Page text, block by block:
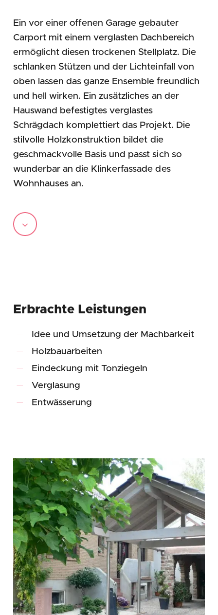
Ein vor einer offenen Garage gebauter
Carport mit einem verglasten Dachbereich
ermöglicht diesen trockenen Stellplatz. Die
schlanken Stützen und der Lichteinfall von
oben lassen das ganze Ensemble freundlich
und hell wirken. Ein zusätzliches an der
Hauswand befestigtes verglastes
Schrägdach komplettiert das Projekt. Die
stilvolle Holzkonstruktion bildet die
geschmackvolle Basis und passt sich so
wunderbar an die Klinkerfassade des
Wohnhauses an.
Navigate
Erbrachte Leistungen
Idee und Umsetzung der Machbarkeit
Holzbauarbeiten
Eindeckung mit Tonziegeln
Verglasung
Entwässerung